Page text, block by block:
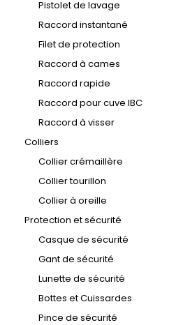
Pistolet de lavage
Raccord instantané
Filet de protection
Raccord à cames
Raccord rapide
Raccord pour cuve IBC
Raccord à visser
Colliers
Collier crémaillère
Collier tourillon
Collier à oreille
Protection et sécurité
Casque de sécurité
Gant de sécurité
Lunette de sécurité
Bottes et Cuissardes
Pince de sécurité